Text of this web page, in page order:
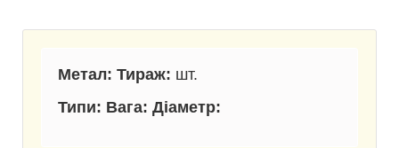
Метал: Тираж: шт.
Типи: Вага: Діаметр: